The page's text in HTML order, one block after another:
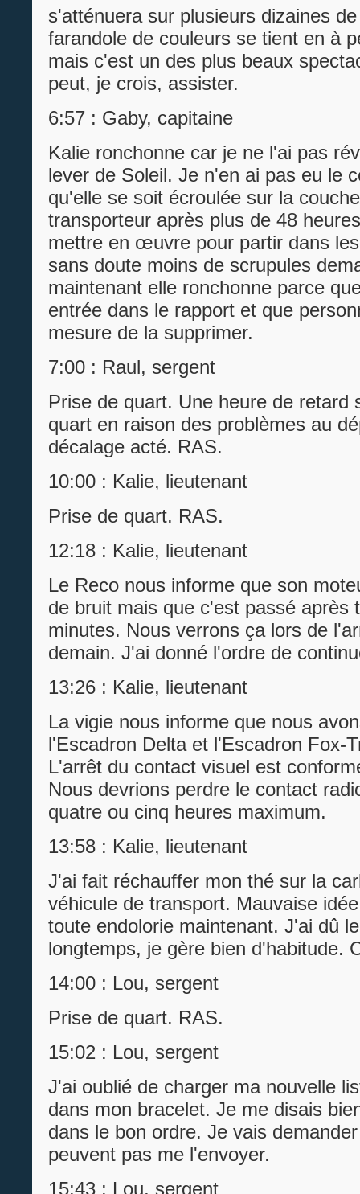
s'atténuera sur plusieurs dizaines
farandole de couleurs se tient en à
mais c'est un des plus beaux
peut, je crois, assister.
6:57 : Gaby, capitaine
Kalie ronchonne car je ne l'ai pas
lever de Soleil. Je n'en ai pas eu le
qu'elle se soit écroulée sur la
transporteur après plus de 48
mettre en œuvre pour partir dans
sans doute moins de scrupules
maintenant elle ronchonne parce
entrée dans le rapport et que
mesure de la supprimer.
7:00 : Raul, sergent
Prise de quart. Une heure de retard
quart en raison des problèmes au
décalage acté. RAS.
10:00 : Kalie, lieutenant
Prise de quart. RAS.
12:18 : Kalie, lieutenant
Le Reco nous informe que son
de bruit mais que c'est passé après
minutes. Nous verrons ça lors de
demain. J'ai donné l'ordre de
13:26 : Kalie, lieutenant
La vigie nous informe que nous
l'Escadron Delta et l'Escadron Fox-
L'arrêt du contact visuel est
Nous devrions perdre le contact
quatre ou cinq heures maximum.
13:58 : Kalie, lieutenant
J'ai fait réchauffer mon thé sur la
véhicule de transport. Mauvaise
toute endolorie maintenant. J'ai dû
longtemps, je gère bien d'habitude.
14:00 : Lou, sergent
Prise de quart. RAS.
15:02 : Lou, sergent
J'ai oublié de charger ma nouvelle
dans mon bracelet. Je me disais
dans le bon ordre. Je vais
peuvent pas me l'envoyer.
15:43 : Lou, sergent